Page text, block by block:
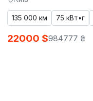
135 000 км 75 кВт•г
22000 $984777 ₴